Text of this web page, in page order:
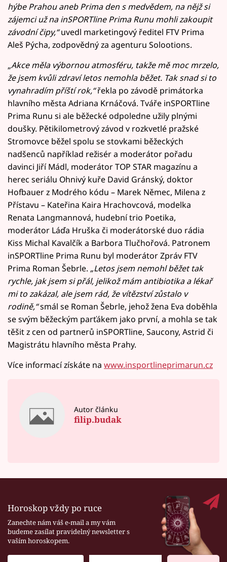
hýbe Prahou aneb Prima den s medvědem, na nějž si
zájemci už na inSPORTline Prima Runu mohli zakoupit
závodní čipy,“uvedl marketingový ředitel FTV Prima
Aleš Pýcha, zodpovědný za agenturu Solootions.
„Akce měla výbornou atmosféru, takže mě moc mrzelo,
že jsem kvůli zdraví letos nemohla běžet. Tak snad si to
vynahradím příští rok,“řekla po závodě primátorka
hlavního města Adriana Krnáčová. Tváře inSPORTline
Prima Runu si ale běžecké odpoledne užily plnými
doušky. Pětikilometrový závod v rozkvetlé pražské
Stromovce běžel spolu se stovkami běžeckých
nadšenců například režisér a moderátor pořadu
davinci Jiří Mádl, moderátor TOP STAR magazínu a
herec seriálu Ohnivý kuře David Gránský, doktor
Hofbauer z Modrého kódu – Marek Němec, Milena z
Přístavu – Kateřina Kaira Hrachovcová, modelka
Renata Langmannová, hudební trio Poetika,
moderátor Láďa Hruška či moderátorské duo rádia
Kiss Michal Kavalčík a Barbora Tlučhořová. Patronem
inSPORTline Prima Runu byl moderátor Zpráv FTV
Prima Roman Šebrle. „Letos jsem nemohl běžet tak
rychle, jak jsem si přál, jelikož mám antibiotika a lékař
mi to zakázal, ale jsem rád, že vítězství zůstalo v
rodině,“smál se Roman Šebrle, jehož žena Eva doběhla
se svým běžeckým parťákem jako první, a mohla se tak
těšit z cen od partnerů inSPORTline, Saucony, Astrid či
Magistrátu hlavního města Prahy.
Více informací získáte na www.insportlineprimarun.cz
Autor článku
filip.budak
Horoskop vždy po ruce
Zanechte nám váš e-mail a my vám
budeme zasílat pravidelný newsletter s
vaším horoskopem.